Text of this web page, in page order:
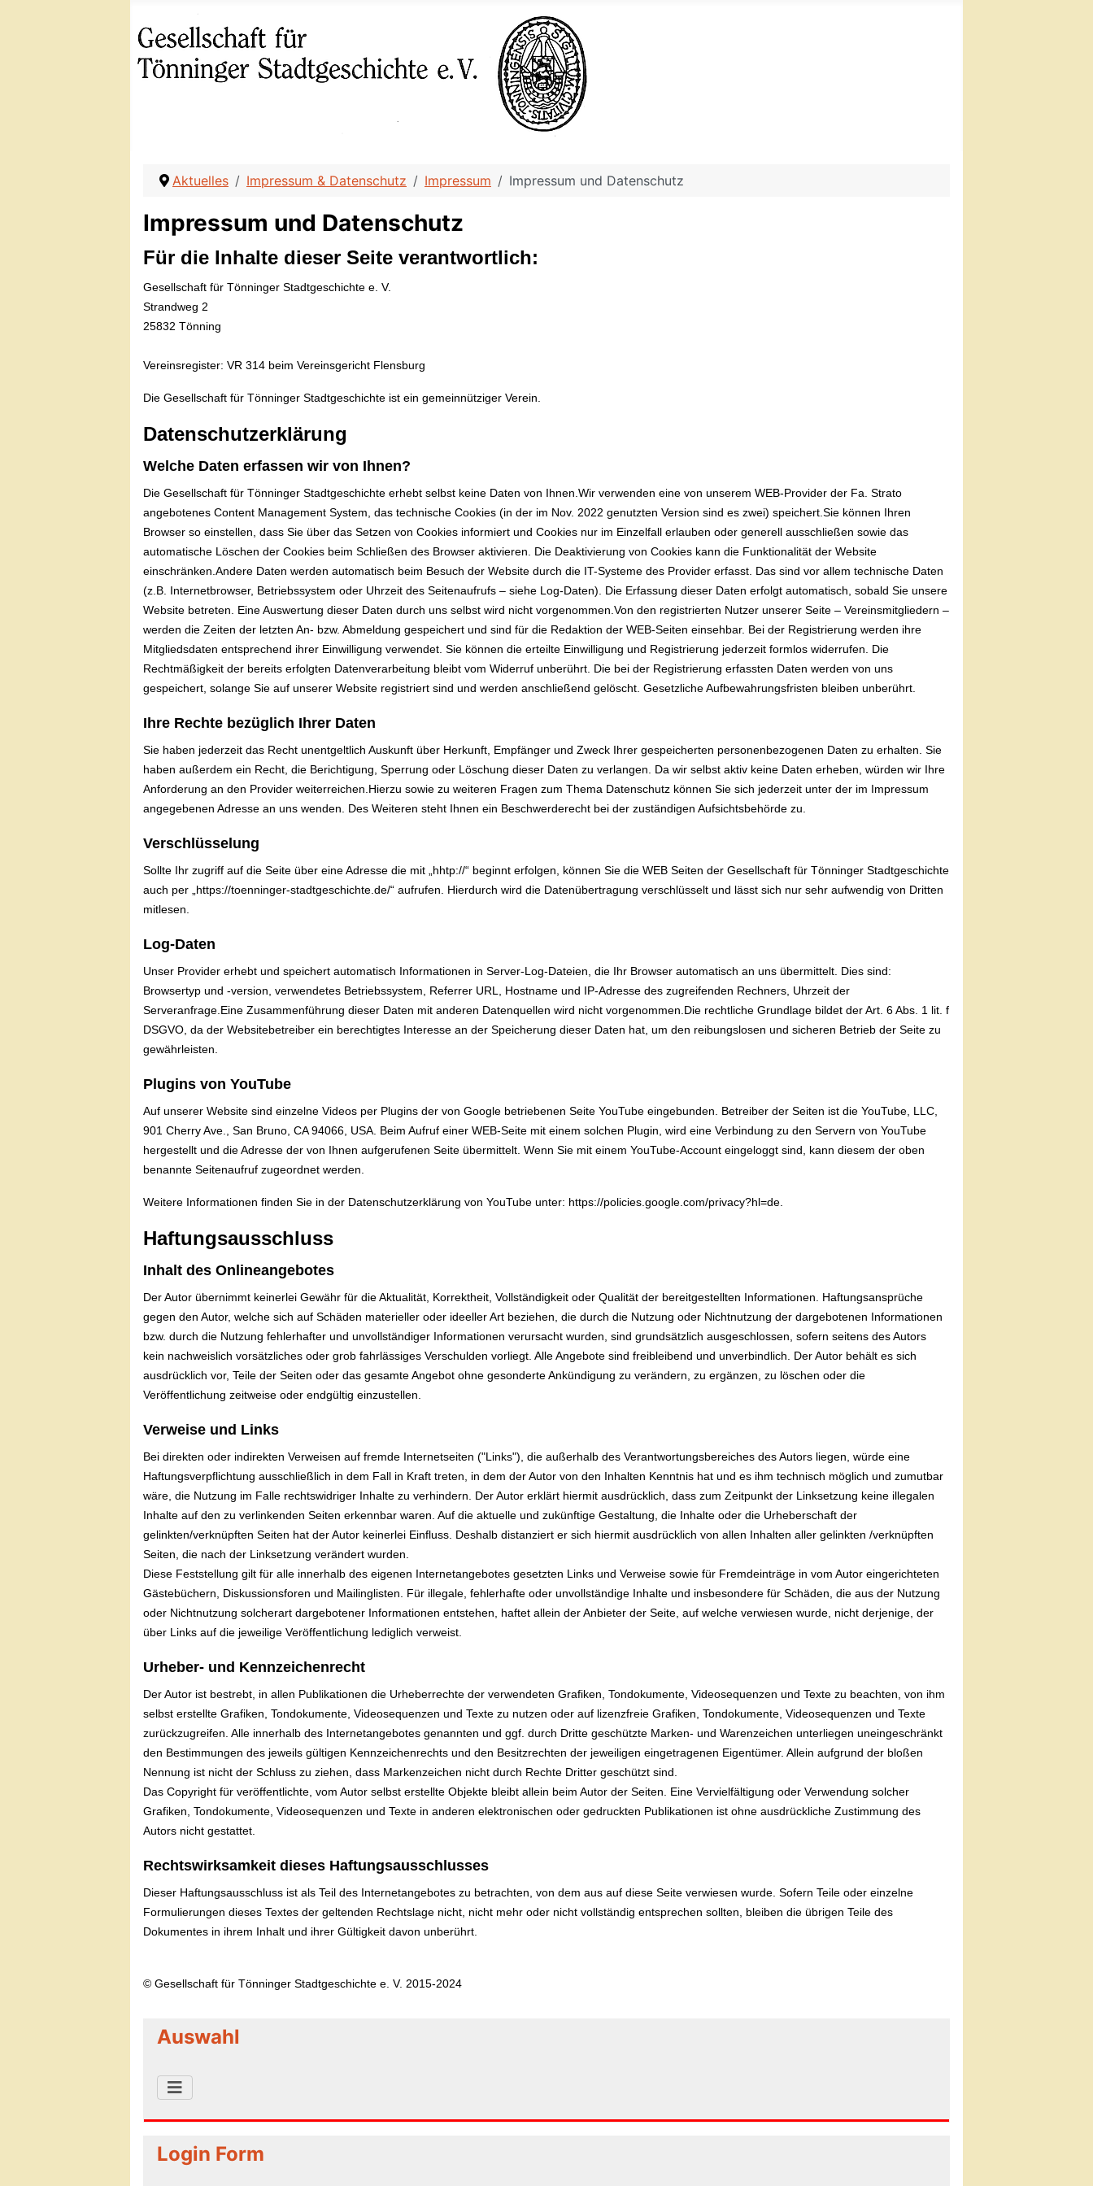
Aktuelles Impressum & Datenschutz Impressum Impressum und Datenschutz
Impressum und Datenschutz
Für die Inhalte dieser Seite verantwortlich:
Gesellschaft für Tönninger Stadtgeschichte e. V.
Strandweg 2
25832 Tönning
Vereinsregister: VR 314 beim Vereinsgericht Flensburg
Die Gesellschaft für Tönninger Stadtgeschichte ist ein gemeinnütziger Verein.
Datenschutzerklärung
Welche Daten erfassen wir von Ihnen?
Die Gesellschaft für Tönninger Stadtgeschichte erhebt selbst keine Daten von Ihnen.Wir verwenden eine von unserem WEB-Provider der Fa. Strato
angebotenes Content Management System, das technische Cookies (in der im Nov. 2022 genutzten Version sind es zwei) speichert.Sie können Ihren
Browser so einstellen, dass Sie über das Setzen von Cookies informiert und Cookies nur im Einzelfall erlauben oder generell ausschließen sowie das
automatische Löschen der Cookies beim Schließen des Browser aktivieren. Die Deaktivierung von Cookies kann die Funktionalität der Website
einschränken.Andere Daten werden automatisch beim Besuch der Website durch die IT-Systeme des Provider erfasst. Das sind vor allem technische Daten
(z.B. Internetbrowser, Betriebssystem oder Uhrzeit des Seitenaufrufs – siehe Log-Daten). Die Erfassung dieser Daten erfolgt automatisch, sobald Sie unsere
Website betreten. Eine Auswertung dieser Daten durch uns selbst wird nicht vorgenommen.Von den registrierten Nutzer unserer Seite – Vereinsmitgliedern –
werden die Zeiten der letzten An- bzw. Abmeldung gespeichert und sind für die Redaktion der WEB-Seiten einsehbar. Bei der Registrierung werden ihre
Mitgliedsdaten entsprechend ihrer Einwilligung verwendet. Sie können die erteilte Einwilligung und Registrierung jederzeit formlos widerrufen. Die
Rechtmäßigkeit der bereits erfolgten Datenverarbeitung bleibt vom Widerruf unberührt. Die bei der Registrierung erfassten Daten werden von uns
gespeichert, solange Sie auf unserer Website registriert sind und werden anschließend gelöscht. Gesetzliche Aufbewahrungsfristen bleiben unberührt.
Ihre Rechte bezüglich Ihrer Daten
Sie haben jederzeit das Recht unentgeltlich Auskunft über Herkunft, Empfänger und Zweck Ihrer gespeicherten personenbezogenen Daten zu erhalten. Sie
haben außerdem ein Recht, die Berichtigung, Sperrung oder Löschung dieser Daten zu verlangen. Da wir selbst aktiv keine Daten erheben, würden wir Ihre
Anforderung an den Provider weiterreichen.Hierzu sowie zu weiteren Fragen zum Thema Datenschutz können Sie sich jederzeit unter der im Impressum
angegebenen Adresse an uns wenden. Des Weiteren steht Ihnen ein Beschwerderecht bei der zuständigen Aufsichtsbehörde zu.
Verschlüsselung
Sollte Ihr zugriff auf die Seite über eine Adresse die mit „hhtp://“ beginnt erfolgen, können Sie die WEB Seiten der Gesellschaft für Tönninger Stadtgeschichte
auch per „https://toenninger-stadtgeschichte.de/“ aufrufen. Hierdurch wird die Datenübertragung verschlüsselt und lässt sich nur sehr aufwendig von Dritten
mitlesen.
Log-Daten
Unser Provider erhebt und speichert automatisch Informationen in Server-Log-Dateien, die Ihr Browser automatisch an uns übermittelt. Dies sind:
Browsertyp und -version, verwendetes Betriebssystem, Referrer URL, Hostname und IP-Adresse des zugreifenden Rechners, Uhrzeit der
Serveranfrage.Eine Zusammenführung dieser Daten mit anderen Datenquellen wird nicht vorgenommen.Die rechtliche Grundlage bildet der Art. 6 Abs. 1 lit. f
DSGVO, da der Websitebetreiber ein berechtigtes Interesse an der Speicherung dieser Daten hat, um den reibungslosen und sicheren Betrieb der Seite zu
gewährleisten.
Plugins von YouTube
Auf unserer Website sind einzelne Videos per Plugins der von Google betriebenen Seite YouTube eingebunden. Betreiber der Seiten ist die YouTube, LLC,
901 Cherry Ave., San Bruno, CA 94066, USA. Beim Aufruf einer WEB-Seite mit einem solchen Plugin, wird eine Verbindung zu den Servern von YouTube
hergestellt und die Adresse der von Ihnen aufgerufenen Seite übermittelt. Wenn Sie mit einem YouTube-Account eingeloggt sind, kann diesem der oben
benannte Seitenaufruf zugeordnet werden.
Weitere Informationen finden Sie in der Datenschutzerklärung von YouTube unter: https://policies.google.com/privacy?hl=de.
Haftungsausschluss
Inhalt des Onlineangebotes
Der Autor übernimmt keinerlei Gewähr für die Aktualität, Korrektheit, Vollständigkeit oder Qualität der bereitgestellten Informationen. Haftungsansprüche
gegen den Autor, welche sich auf Schäden materieller oder ideeller Art beziehen, die durch die Nutzung oder Nichtnutzung der dargebotenen Informationen
bzw. durch die Nutzung fehlerhafter und unvollständiger Informationen verursacht wurden, sind grundsätzlich ausgeschlossen, sofern seitens des Autors
kein nachweislich vorsätzliches oder grob fahrlässiges Verschulden vorliegt. Alle Angebote sind freibleibend und unverbindlich. Der Autor behält es sich
ausdrücklich vor, Teile der Seiten oder das gesamte Angebot ohne gesonderte Ankündigung zu verändern, zu ergänzen, zu löschen oder die
Veröffentlichung zeitweise oder endgültig einzustellen.
Verweise und Links
Bei direkten oder indirekten Verweisen auf fremde Internetseiten ("Links"), die außerhalb des Verantwortungsbereiches des Autors liegen, würde eine
Haftungsverpflichtung ausschließlich in dem Fall in Kraft treten, in dem der Autor von den Inhalten Kenntnis hat und es ihm technisch möglich und zumutbar
wäre, die Nutzung im Falle rechtswidriger Inhalte zu verhindern. Der Autor erklärt hiermit ausdrücklich, dass zum Zeitpunkt der Linksetzung keine illegalen
Inhalte auf den zu verlinkenden Seiten erkennbar waren. Auf die aktuelle und zukünftige Gestaltung, die Inhalte oder die Urheberschaft der
gelinkten/verknüpften Seiten hat der Autor keinerlei Einfluss. Deshalb distanziert er sich hiermit ausdrücklich von allen Inhalten aller gelinkten /verknüpften
Seiten, die nach der Linksetzung verändert wurden.
Diese Feststellung gilt für alle innerhalb des eigenen Internetangebotes gesetzten Links und Verweise sowie für Fremdeinträge in vom Autor eingerichteten
Gästebüchern, Diskussionsforen und Mailinglisten. Für illegale, fehlerhafte oder unvollständige Inhalte und insbesondere für Schäden, die aus der Nutzung
oder Nichtnutzung solcherart dargebotener Informationen entstehen, haftet allein der Anbieter der Seite, auf welche verwiesen wurde, nicht derjenige, der
über Links auf die jeweilige Veröffentlichung lediglich verweist.
Urheber- und Kennzeichenrecht
Der Autor ist bestrebt, in allen Publikationen die Urheberrechte der verwendeten Grafiken, Tondokumente, Videosequenzen und Texte zu beachten, von ihm
selbst erstellte Grafiken, Tondokumente, Videosequenzen und Texte zu nutzen oder auf lizenzfreie Grafiken, Tondokumente, Videosequenzen und Texte
zurückzugreifen. Alle innerhalb des Internetangebotes genannten und ggf. durch Dritte geschützte Marken- und Warenzeichen unterliegen uneingeschränkt
den Bestimmungen des jeweils gültigen Kennzeichenrechts und den Besitzrechten der jeweiligen eingetragenen Eigentümer. Allein aufgrund der bloßen
Nennung ist nicht der Schluss zu ziehen, dass Markenzeichen nicht durch Rechte Dritter geschützt sind.
Das Copyright für veröffentlichte, vom Autor selbst erstellte Objekte bleibt allein beim Autor der Seiten. Eine Vervielfältigung oder Verwendung solcher
Grafiken, Tondokumente, Videosequenzen und Texte in anderen elektronischen oder gedruckten Publikationen ist ohne ausdrückliche Zustimmung des
Autors nicht gestattet.
Rechtswirksamkeit dieses Haftungsausschlusses
Dieser Haftungsausschluss ist als Teil des Internetangebotes zu betrachten, von dem aus auf diese Seite verwiesen wurde. Sofern Teile oder einzelne
Formulierungen dieses Textes der geltenden Rechtslage nicht, nicht mehr oder nicht vollständig entsprechen sollten, bleiben die übrigen Teile des
Dokumentes in ihrem Inhalt und ihrer Gültigkeit davon unberührt.
© Gesellschaft für Tönninger Stadtgeschichte e. V. 2015-2024
Auswahl
Login Form